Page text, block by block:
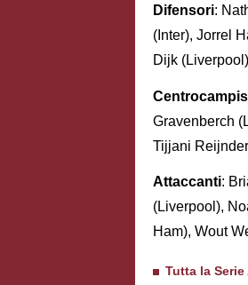
Difensori:
(Inter), Jorrel
Dijk
Gravenberch
Tijjani
Attaccanti:
(Liverpool),
Ham), Wout
Tutta la Serie